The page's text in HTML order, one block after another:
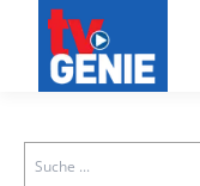
Search